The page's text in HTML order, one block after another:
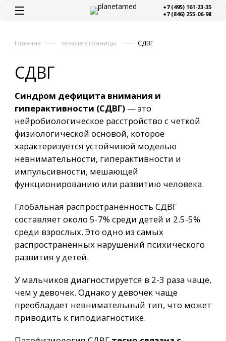
+7 (495) 161-23-35
+7 (846) 255-06-98
Главная новые страницы СДВГ
СДВГ
Синдром дефицита внимания и
гиперактивности (СДВГ) — это
нейробиологическое расстройство с четкой
физиологической основой, которое
характеризуется устойчивой моделью
невнимательности, гиперактивности и
импульсивности, мешающей
функционированию или развитию человека.
Глобальная распространенность СДВГ
составляет около 5-7% среди детей и 2.5-5%
среди взрослых. Это одно из самых
распространенных нарушений психического
развития у детей.
У мальчиков диагностируется в 2-3 раза чаще,
чем у девочек. Однако у девочек чаще
преобладает невнимательный тип, что может
приводить к гиподиагностике.